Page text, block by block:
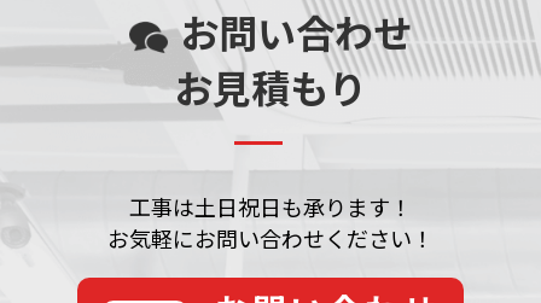
お問い合わせ
お見積もり
工事は土日祝日も承ります！
お気軽にお問い合わせください！